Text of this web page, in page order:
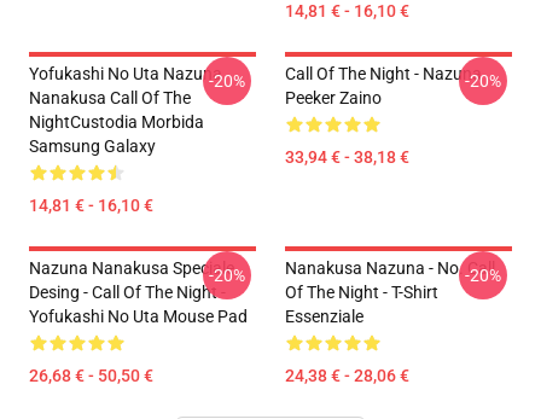
14,81 € - 16,10 €
Yofukashi No Uta Nazuna
Nanakusa Call Of The
NightCustodia Morbida
Samsung Galaxy
14,81 € - 16,10 €
-20%
Call Of The Night - Nazuna
Peeker Zaino
33,94 € - 38,18 €
-20%
Nazuna Nanakusa Speciale
Desing - Call Of The Night -
Yofukashi No Uta Mouse Pad
26,68 € - 50,50 €
-20%
Nanakusa Nazuna - No. Call
Of The Night - T-Shirt
Essenziale
24,38 € - 28,06 €
-20%